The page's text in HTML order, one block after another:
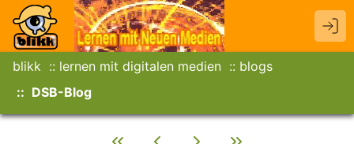
blikk lernen mit digitalen medien
blogs
DSB-Blog